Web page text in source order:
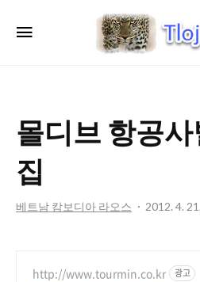
트
로
몰디브 항공
집
베트남 캄보디아 라오스 2012. 4.
http://www.tourmin.co.kr 광고